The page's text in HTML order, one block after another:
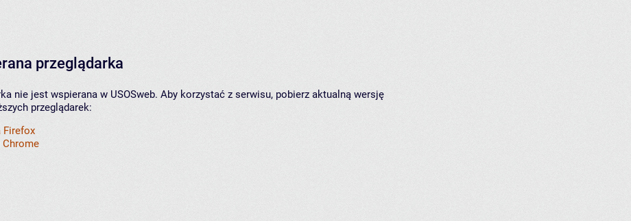
przeglądarka
nie jest wspierana w USOSweb. Aby korzystać z serwisu, pobierz aktualną wersję
przeglądarek:
Firefox
Chrome